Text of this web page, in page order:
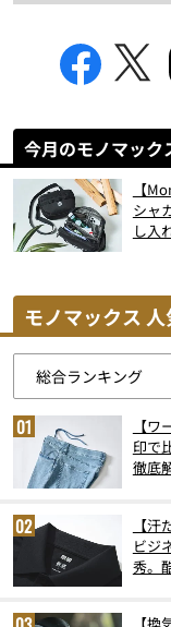
今月のモノマック
【
シャ
し入
モノマックス
【
印で
徹底
【
ビジ
秀。